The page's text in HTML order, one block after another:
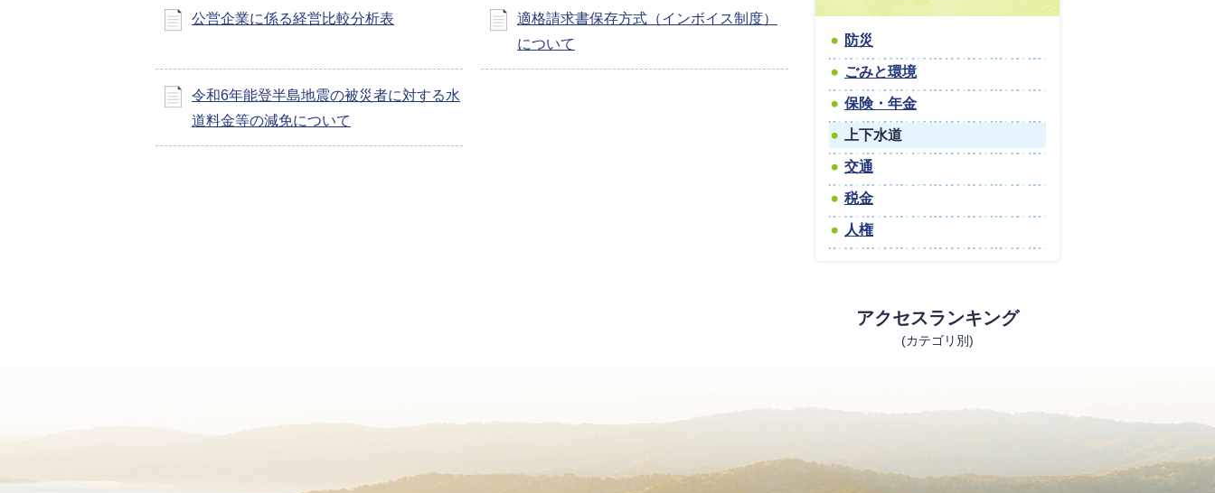
公営企業に係る経営比較分析表
適格請求書保存方式（インボイス制度）
について
令和6年能登半島地震の被災者に対する水
道料金等の減免について
防災
ごみと環境
保険・年金
上下水道
交通
税金
人権
アクセスランキング
(カテゴリ別)